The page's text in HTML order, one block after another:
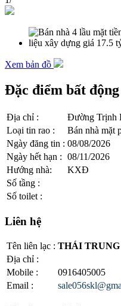
Xem bản đồ
Đặc điểm bất động
Địa chỉ :
Đường Trịnh
Loại tin rao :
Bán nhà mặt
Ngày đăng tin : 08/08/2026
Ngày hết hạn : 08/11/2026
Hướng nhà:
KXĐ
Số tầng :
Số toilet :
Liên hệ
Tên liên lạc : THÁI
Địa chỉ :
Mobile :
0916405005
Email :